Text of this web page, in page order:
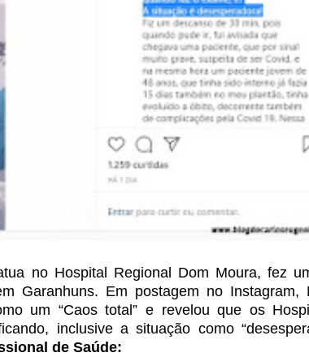
no Hospital Regional Dom Moura, fez
Garanhuns. Em postagem no Instagram,
um “Caos total” e revelou que os
inclusive a situação como
de Saúde: